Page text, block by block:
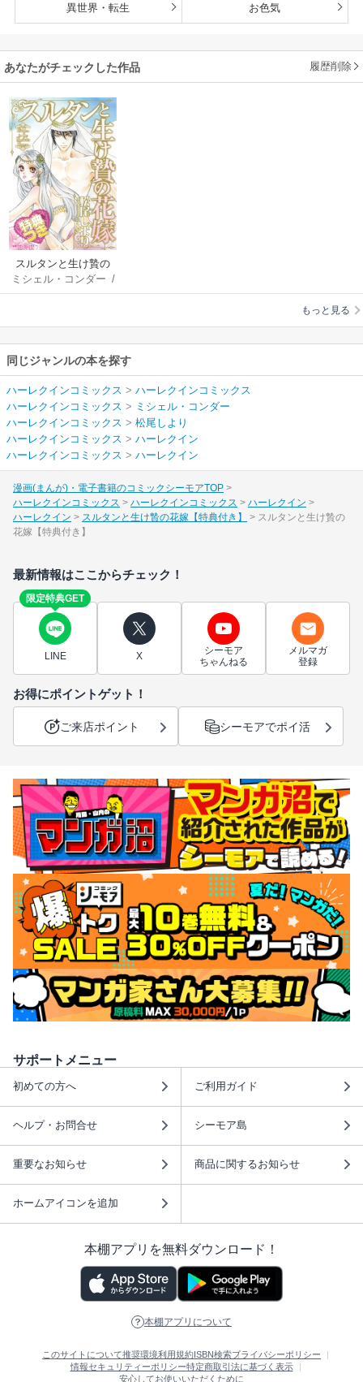
異世界・転生 お色気
あなたがチェックした作品 履歴削除
スルタンと生け贄の
花嫁【特典付き】
ミシェル・コンダー /
松尾しより
もっと見る
同じジャンルの本を探す
ハーレクインコミックス > ハーレクインコミックス
ハーレクインコミックス > ミシェル・コンダー
ハーレクインコミックス > 松尾しより
ハーレクインコミックス > ハーレクイン
ハーレクインコミックス > ハーレクイン
漫画(まんが)・電子書籍のコミックシーモアTOP
ハーレクインコミックス
ハーレクインコミックス
ハーレクイン
ハーレクイン
スルタンと生け贄の花嫁【特典付き】
スルタンと生け贄の
花嫁【特典付き】
最新情報はここからチェック！
限定特典GET
LINE X
シーモア
ちゃんねる
メルマガ
登録
お得にポイントゲット！
ご来店ポイント シーモアでポイ活
サポートメニュー
初めての方へ ご利用ガイド
ヘルプ・お問合せ シーモア島
重要なお知らせ 商品に関するお知らせ
ホームアイコンを追加
本棚アプリを無料ダウンロード！
本棚アプリについて
このサイトについて推奨環境利用規約 ISBN検索プライバシーポリシー
情報セキュリティーポリシー特定商取引法に基づく表示
安心してお使いいただくために